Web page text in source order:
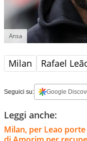
Ansa
Milan Rafael
Seguici su: Google
Leggi anche:
Milan, per Leao